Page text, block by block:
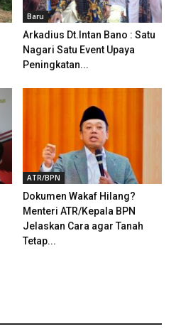
Baru
Arkadius Dt.Intan Bano : Satu
Nagari Satu Event Upaya
Peningkatan...
ATR/BPN
Dokumen Wakaf Hilang?
Menteri ATR/Kepala BPN
Jelaskan Cara agar Tanah
Tetap...